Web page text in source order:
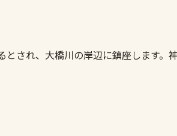
され、大橋川の岸辺に鎮座します。